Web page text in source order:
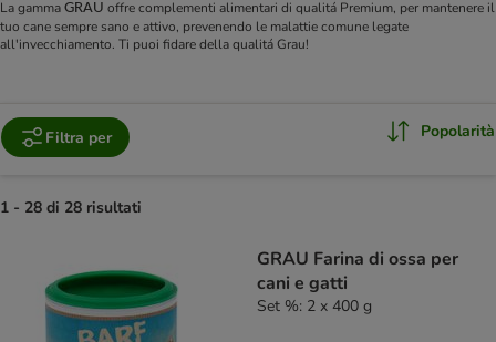
La gamma GRAU offre complementi alimentari di qualitá Premium, per mantenere il
tuo cane sempre sano e attivo, prevenendo le malattie comune legate
all'invecchiamento. Ti puoi fidare della qualitá Grau!
Filtra per Popolarità
1 - 28 di 28 risultati
GRAU Farina di ossa per
cani e gatti
Set %: 2 x 400 g